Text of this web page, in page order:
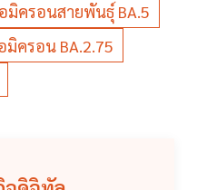
มิครอนสายพันธุ์ BA.5
มิครอน BA.2.75